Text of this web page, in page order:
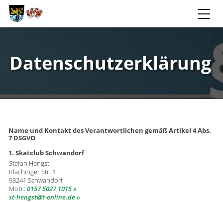
Datenschutzerklärung
Name und Kontakt des Verantwortlichen gemäß Artikel 4 Abs.
7 DSGVO
1. Skatclub Schwandorf
Stefan Hengst
Irlachinger Str. 1
93241 Schwandorf
Mob.: 0157 5027 1015
st-hengst
​t-online.de